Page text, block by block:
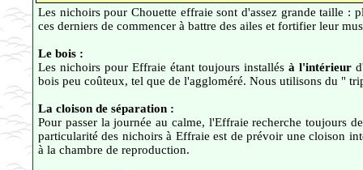
Les nichoirs pour Chouette effraie sont d'assez grande taille :
ces derniers de commencer à battre des ailes et fortifier leur
Le bois :
Les nichoirs pour Effraie étant toujours installés à l'intérieur
bois peu coûteux, tel que de l'aggloméré. Nous utilisons du "
La cloison de séparation :
Pour passer la journée au calme, l'Effraie recherche toujours
particularité des nichoirs à Effraie est de prévoir une cloison
à la chambre de reproduction.